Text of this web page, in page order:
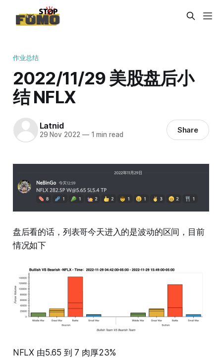
作业总结
2022/11/29 美股盘后小
结 NFLX
Latnid
29 Nov 2022 —1 min read Share
盘后看的话，列表哥今天进入的是波动的区间，目前
情况如下
NFLX 由5.65 到 7 肉厚23%